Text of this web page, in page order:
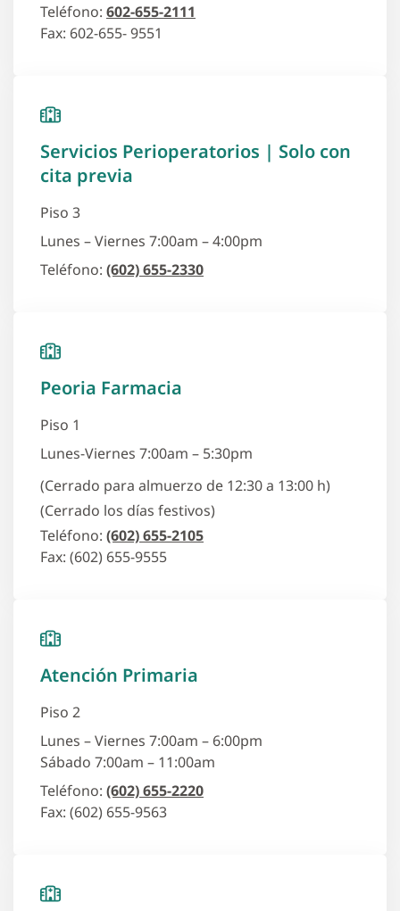
Teléfono: 602-655-2111
Fax: 602-655- 9551
Servicios Perioperatorios | Solo con
cita previa
Piso 3
Lunes – Viernes 7:00am – 4:00pm
Teléfono: (602) 655-2330
Peoria Farmacia
Piso 1
Lunes-Viernes 7:00am – 5:30pm
(Cerrado para almuerzo de 12:30 a 13:00 h)
(Cerrado los días festivos)
Teléfono: (602) 655-2105
Fax: (602) 655-9555
Atención Primaria
Piso 2
Lunes – Viernes 7:00am – 6:00pm
Sábado 7:00am – 11:00am
Teléfono: (602) 655-2220
Fax: (602) 655-9563